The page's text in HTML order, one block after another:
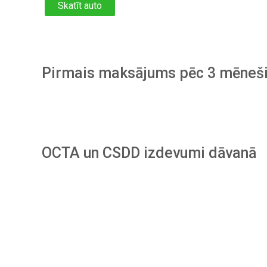
Skatīt auto
Pirmais maksājums pēc 3
OCTA un CSDD izdevumi dāvanā